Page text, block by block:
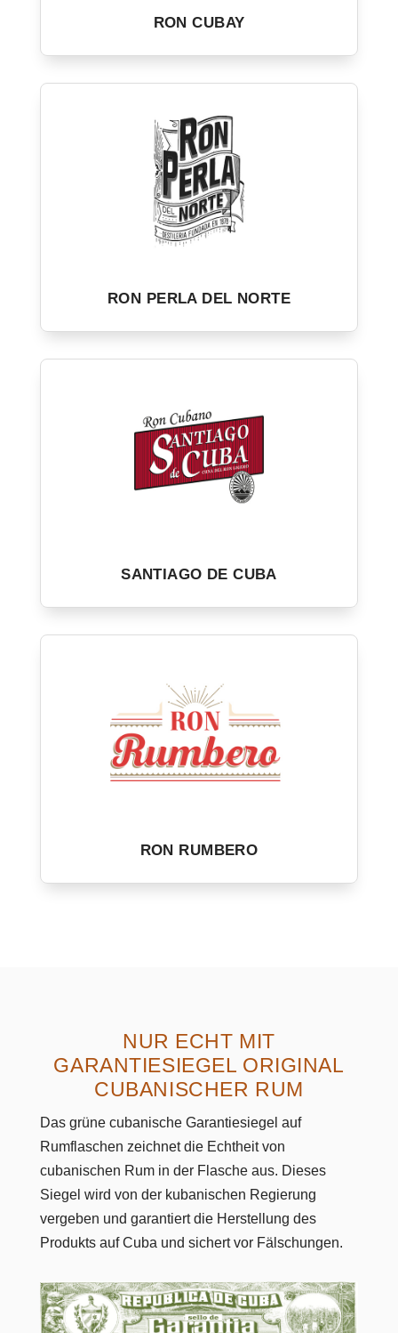
RON CUBAY
RON PERLA DEL NORTE
SANTIAGO DE CUBA
RON RUMBERO
NUR ECHT MIT
GARANTIESIEGEL ORIGINAL
CUBANISCHER RUM
Das grüne cubanische Garantiesiegel auf
Rumflaschen zeichnet die Echtheit von
cubanischen Rum in der Flasche aus. Dieses
Siegel wird von der kubanischen Regierung
vergeben und garantiert die Herstellung des
Produkts auf Cuba und sichert vor Fälschungen.